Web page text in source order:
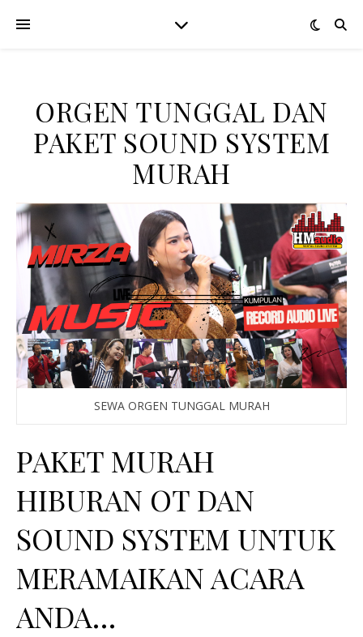
ORGEN TUNGGAL DAN
PAKET SOUND SYSTEM
MURAH
SEWA ORGEN TUNGGAL MURAH
PAKET MURAH
HIBURAN OT DAN
SOUND SYSTEM UNTUK
MERAMAIKAN ACARA
ANDA…